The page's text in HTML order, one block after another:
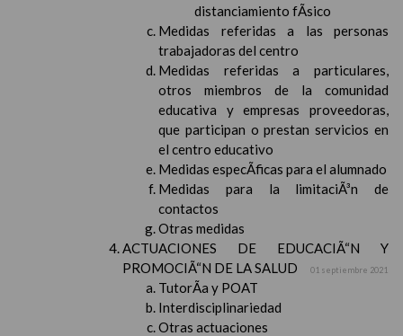
distanciamiento fÃ­sico
Medidas referidas a las personas
trabajadoras del centro
Medidas referidas a particulares,
otros miembros de la comunidad
educativa y empresas proveedoras,
que participan o prestan servicios en
el centro educativo
Medidas especÃ­ficas para el alumnado
Medidas para la limitaciÃ³n de
contactos
Otras medidas
ACTUACIONES DE EDUCACIÃ“N Y
PROMOCIÃ“N DE LA SALUD
01 septiembre 2021
TutorÃ­a y POAT
Interdisciplinariedad
Otras actuaciones